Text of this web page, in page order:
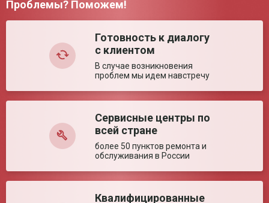
Ширина между
поручнями (± 5%)
400 мм
Диаметр колес (± 5%)
490 мм
Особенности Лёгкая складная конструкция.
Комментарий:
Оставить отзыв
Проблемы? Поможем!
Готовность к диалогу
с клиентом
В случае возникновения
проблем мы идем навстречу
Сервисные центры по
всей стране
более 50 пунктов ремонта и
обслуживания в России
Квалифицированные